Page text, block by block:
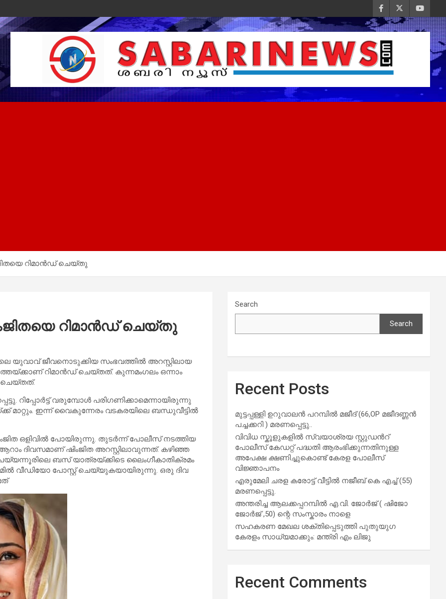
റി​മാ​ൻ​ഡ് ചെ​യ്തു
റി​മാ​ൻ​ഡ് ചെ​യ്തു
യു​വാ​വ് ജീ​വ​നൊ​ടു​ക്കി​യ സം​ഭ​വ​ത്തി​ൽ അ​റ​സ്റ്റി​ലാ​യ
റി​മാ​ൻ​ഡ് ചെ​യ്ത​ത്. കു​ന്ന​മം​ഗ​ലം ഒ​ന്നാം
ചെ​യ്ത​ത്.
റി​പ്പോ​ർ​ട്ട് വ​രു​മ്പോ​ൾ പ​രി​ഗ​ണി​ക്കാ​മെ​ന്നാ​യി​രു​ന്നു
മാ​റ്റും. ഇ​ന്ന് വൈ​കു​ന്നേ​രം വ​ട​ക​ര​യി​ലെ ബ​ന്ധു​വീ​ട്ടി​ൽ
ഒ​ളി​വി​ൽ പോ​യി​രു​ന്നു. തു​ട​ർ​ന്ന് പോ​ലീ​സ് ന​ട​ത്തി​യ
ദി​വ​സ​മാ​ണ് ഷിം​ജി​ത അ​റ​സ്റ്റി​ലാ​വു​ന്ന​ത്. ക​ഴി​ഞ്ഞ
ബ​സ് യാ​ത്ര​യ്ക്കി​ടെ ലൈം​ഗീ​കാ​തി​ക്ര​മം
വീ​ഡി​യോ പോ​സ്റ്റ് ചെ​യ്യു​ക​യാ​യി​രു​ന്നു. ഒ​രു ദി​വ​
Search
Search
Recent Posts
മുട്ടപ്പള്ളി ഉറുവാലൻ പറമ്പിൽ മജീദ് (66,OP മജീദണ്ണൻ
പച്ചക്കറി ) മരണപ്പെട്ടു..
വിവിധ സ്കൂളുകളില്‍ സ്വയാശ്രയ സ്റ്റുഡന്‍റ്
പോലീസ് കേഡറ്റ് പദ്ധതി ആരംഭിക്കുന്നതിനുള്ള
അപേക്ഷ ക്ഷണിച്ചുകൊണ്ട് കേരള പോലീസ്
വിജ്ഞാപനം
എരുമേലി ചരള കരോട്ട് വീട്ടിൽ നജീബ് കെ എച്ച് (55)
മരണപ്പെട്ടു.
അന്തരിച്ച ആ​ല​ക്ക​പ്പ​റമ്പിൽ​ എ.​വി. ജോ​ർ​ജ് ( ഷിജോ
ജോർജ് ,50) ന്റെ സംസ്കാരം നാളെ
സഹകരണ മേഖല ശക്തിപ്പെടുത്തി പുതുയുഗ
കേരളം സാധ്യമാക്കും: മന്ത്രി എം ലിജു
Recent Comments